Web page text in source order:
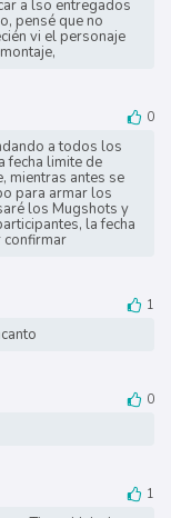
a lso entregados
pensé que no
vi el personaje
0
a todos los
fecha limite de
mientras antes se
para armar los
los Mugshots y
la fecha
confirmar
1
0
1